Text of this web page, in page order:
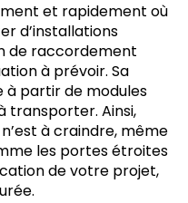
et rapidement où
d’installations
de raccordement
à prévoir. Sa
partir de modules
transporter. Ainsi,
à craindre, même
les portes étroites
de votre projet,